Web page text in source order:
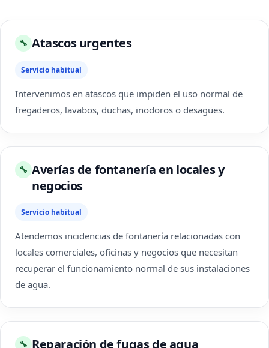
🔧 Atascos urgentes
Servicio habitual
Intervenimos en atascos que impiden el uso normal de
fregaderos, lavabos, duchas, inodoros o desagües.
🔧 Averías de fontanería en locales y
negocios
Servicio habitual
Atendemos incidencias de fontanería relacionadas con
locales comerciales, oficinas y negocios que necesitan
recuperar el funcionamiento normal de sus instalaciones
de agua.
🔧 Reparación de fugas de agua